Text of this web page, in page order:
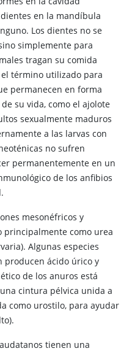
en la mandíbula
Los dientes no se
simplemente para
tragan su comida
término utilizado para
permanecen en forma
su vida, como el ajolote
sexualmente maduros
a las larvas con
no sufren
permanentemente en un
de los anfibios
mesonéfricos y
principalmente como urea
Algunas especies
producen ácido úrico y
de los anuros está
cintura pélvica unida a
como urostilo, para ayudar
tienen una